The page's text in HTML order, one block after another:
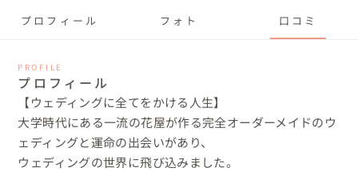
プロフィール フォト 口コミ
PROFILE
プロフィール
【ウェディングに全てをかける人生】
大学時代にある一流の花屋が作る完全オーダーメイドのウ
ェディングと運命の出会いがあり、
ウェディングの世界に飛び込みました。